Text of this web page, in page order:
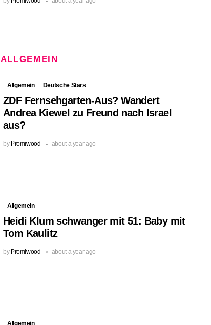
ALLGEMEIN
Allgemein Deutsche Stars
ZDF Fernsehgarten-Aus? Wandert
Andrea Kiewel zu Freund nach Israel
aus?
by Promiwood about a year ago
Allgemein
Heidi Klum schwanger mit 51: Baby mit
Tom Kaulitz
by Promiwood about a year ago
Allgemein